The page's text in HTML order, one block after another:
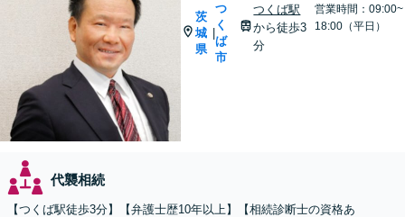
茨
城
県
つ
く
ば
市
つくば駅
から徒歩3
分
営業時間：09:00~
18:00（平日）
代襲相続
【つくば駅徒歩3分】【弁護士歴10年以上】【相続診断士の資格あ